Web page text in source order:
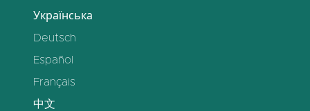
Українська
Deutsch
Español
Français
中文